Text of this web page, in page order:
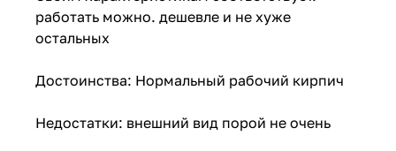
работать можно. дешевле и не хуже
остальных
Достоинства: Нормальный рабочий кирпич
Недостатки: внешний вид порой не очень